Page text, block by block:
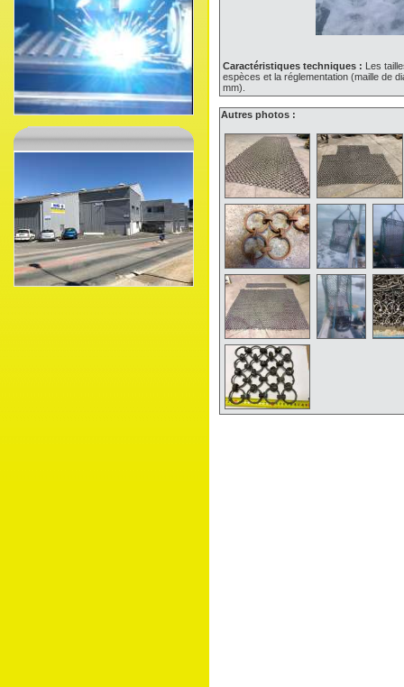
Caractéristiques techniques : Les
espèces et la réglementation (maille de
mm).
Autres photos :